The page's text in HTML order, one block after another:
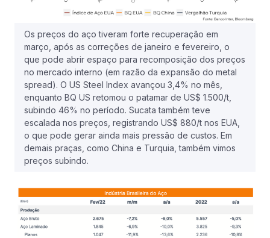
Os preços do aço tiveram forte recuperação em
março, após as correções de janeiro e fevereiro, o
que pode abrir espaço para recomposição dos preços
no mercado interno (em razão da expansão do metal
spread). O US Steel Index avançou 3,4% no mês,
enquanto BQ US retomou o patamar de US$ 1.500/t,
subindo 46% no período. Sucata também teve
escalada nos preços, registrando US$ 880/t nos EUA,
o que pode gerar ainda mais pressão de custos. Em
demais praças, como China e Turquia, também vimos
preços subindo.